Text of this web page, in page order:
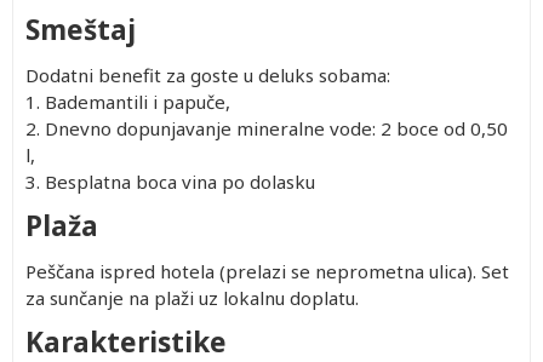
Smeštaj
Dodatni benefit za goste u deluks sobama:
1. Bademantili i papuče,
2. Dnevno dopunjavanje mineralne vode: 2 boce od 0,50
l,
3. Besplatna boca vina po dolasku
Plaža
Peščana ispred hotela (prelazi se neprometna ulica). Set
za sunčanje na plaži uz lokalnu doplatu.
Karakteristike